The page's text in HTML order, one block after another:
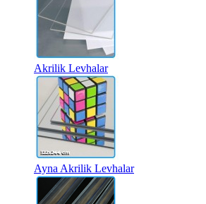
Akrilik Levhalar
Ayna Akrilik Levhalar